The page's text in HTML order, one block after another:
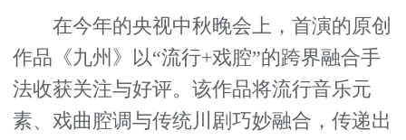
在今年的央视中秋晚会上，首演的原创
作品《九州》以“流行+戏腔”的跨界融合手
法收获关注与好评。该作品将流行音乐元
素、戏曲腔调与传统川剧巧妙融合，传递出